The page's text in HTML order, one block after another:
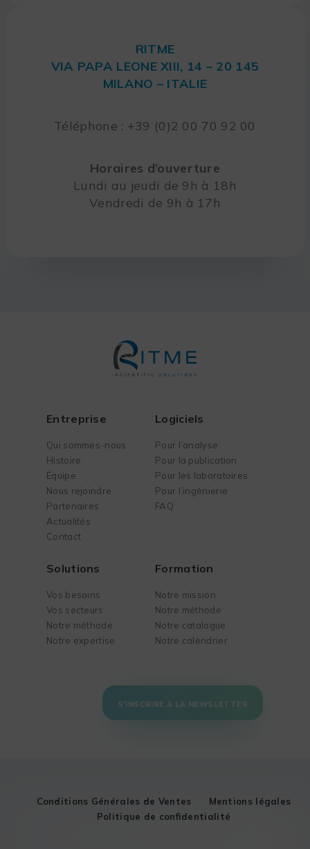
RITME
VIA PAPA LEONE XIII, 14 – 20 145
MILANO – ITALIE
Téléphone : +39 (0)2 00 70 92 00
Horaires d’ouverture
Lundi au jeudi de 9h à 18h
Vendredi de 9h à 17h
Entreprise
Qui sommes-nous
Histoire
Équipe
Nous rejoindre
Partenaires
Actualités
Contact
Logiciels
Pour l’analyse
Pour la publication
Pour les laboratoires
Pour l’ingénierie
FAQ
Solutions
Vos besoins
Vos secteurs
Notre méthode
Notre expertise
Formation
Notre mission
Notre méthode
Notre catalogue
Notre calendrier
S'INSCRIRE À LA NEWSLETTER
Conditions Générales de Ventes
Mentions légales
Politique de confidentialité